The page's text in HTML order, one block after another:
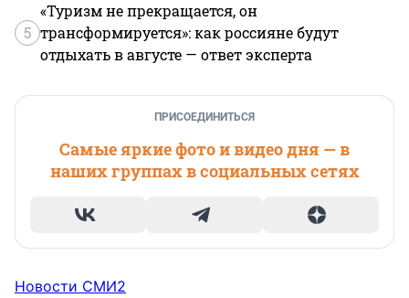
5
«Туризм не прекращается, он
трансформируется»: как россияне будут
отдыхать в августе — ответ эксперта
ПРИСОЕДИНИТЬСЯ
Самые яркие фото и видео дня — в
наших группах в социальных сетях
Новости СМИ2